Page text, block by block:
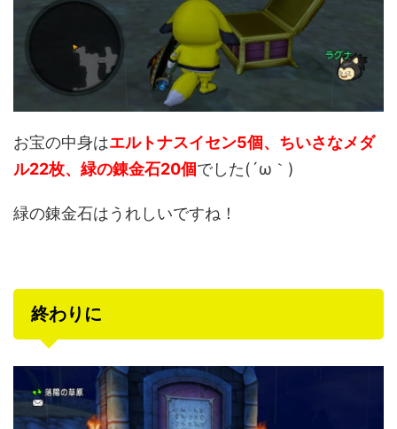
お宝の中身はエルトナスイセン5個、ちいさなメダ
ル22枚、緑の錬金石20個でした(´ω｀)
緑の錬金石はうれしいですね！
終わりに